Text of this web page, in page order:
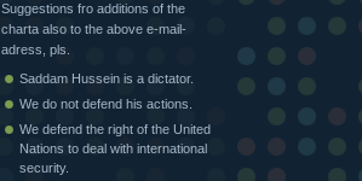
Suggestions fro additions of the
charta also to the above e-mail-
adress, pls.
Saddam Hussein is a dictator.
We do not defend his actions.
We defend the right of the United
Nations to deal with international
security.